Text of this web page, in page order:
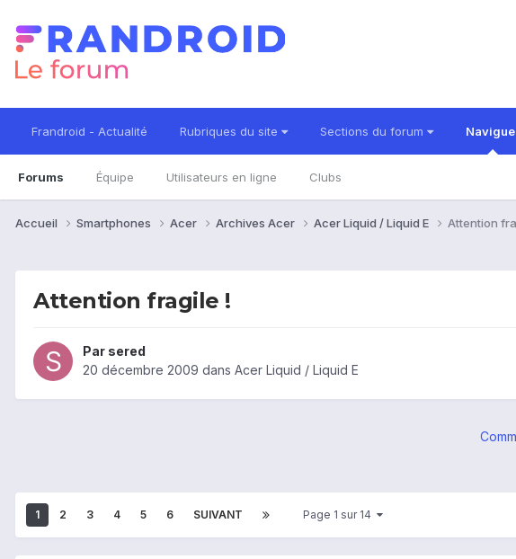
Frandroid - Actualité Rubriques du site Sections du forum
Forums Équipe Utilisateurs en ligne Clubs
Accueil Smartphones Acer Archives Acer Acer Liquid / Liquid E Attention
Attention fragile !
Par sered
20 décembre 2009 dans Acer Liquid / Liquid E
1 2 3 4 5 6 SUIVANT Page 1 sur 14